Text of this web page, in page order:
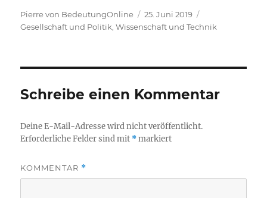
Autor
Pierre von BedeutungOnline
Veröffentlicht
am
25. Juni 2019
Gesellschaft und Politik ,Wissenschaft und Technik
Schreibe einen Kommentar
Deine E-Mail-Adresse wird nicht veröffentlicht.
Erforderliche Felder sind mit *markiert
KOMMENTAR *